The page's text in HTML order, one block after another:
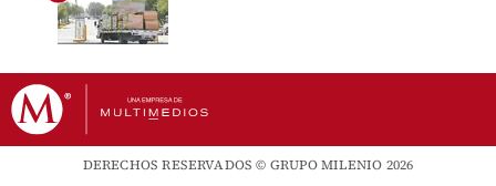
DERECHOS RESERVADOS © GRUPO MILENIO 2026